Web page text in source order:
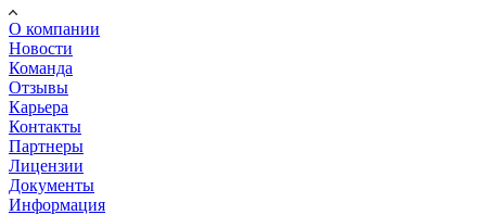
О компании
Новости
Команда
Отзывы
Карьера
Контакты
Партнеры
Лицензии
Документы
Информация